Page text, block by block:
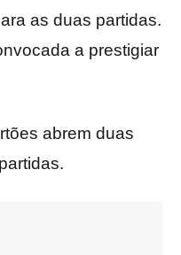
as duas partidas.
a prestigiar
abrem duas